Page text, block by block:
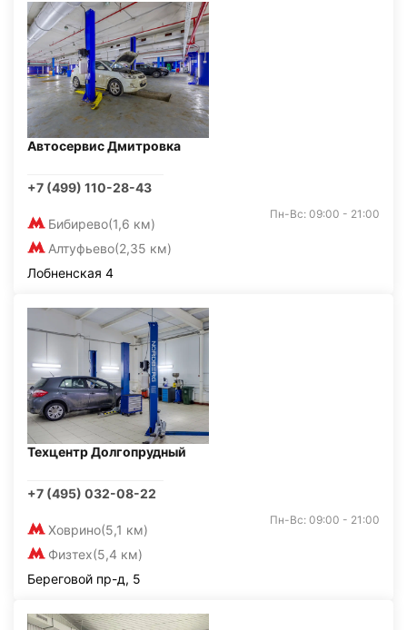
Автосервис Дмитровка
+7 (499) 110-28-43
Бибирево(1,6 км)
Алтуфьево(2,35 км)
Пн-Вс: 09:00 - 21:00
Лобненская 4
Техцентр Долгопрудный
+7 (495) 032-08-22
Ховрино(5,1 км)
Физтех(5,4 км)
Пн-Вс: 09:00 - 21:00
Береговой пр-д, 5